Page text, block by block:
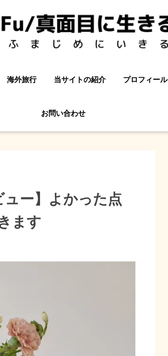
海外旅行 当サイトの紹介 プロフィール
お問い合わせ
ー】よかった点
ます